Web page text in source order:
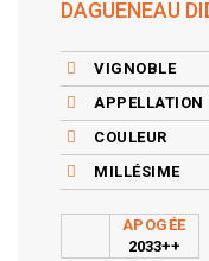
DAGUENEAU
VIGNOBLE
APPELLATION
COULEUR
MILLÉSIME
APOGÉE
2033++